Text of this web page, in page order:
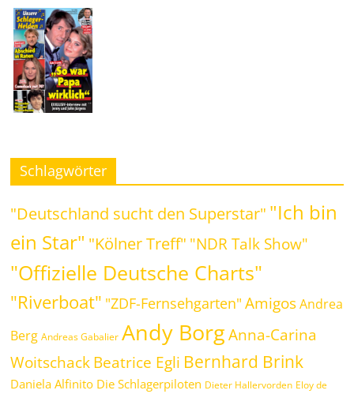
Schlagwörter
"Deutschland sucht den Superstar" "Ich bin
ein Star" "Kölner Treff" "NDR Talk Show"
"Offizielle Deutsche Charts"
"Riverboat" "ZDF-Fernsehgarten" Amigos Andrea
Berg Andreas Gabalier Andy Borg Anna-Carina
WoitschackBeatrice Egli Bernhard Brink
Daniela Alfinito Die Schlagerpiloten Dieter Hallervorden Eloy de